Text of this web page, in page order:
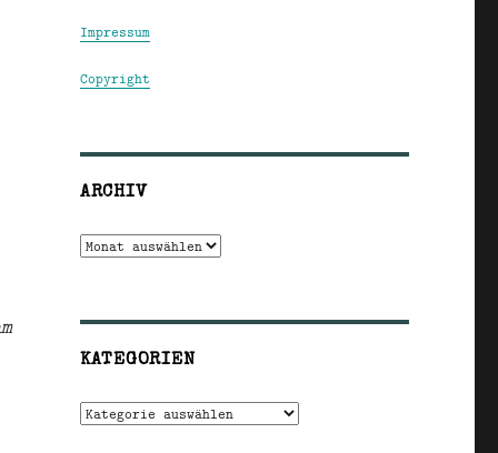
Impressum
Copyright
ARCHIV
Archiv
KATEGORIEN
Kategorien